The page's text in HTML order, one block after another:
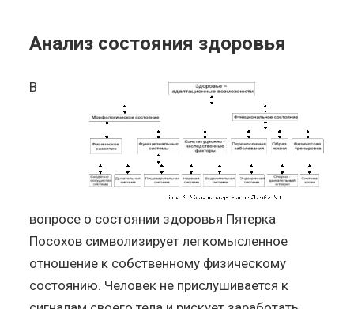
Анализ состояния здоровья
В
вопросе о состоянии здоровья Пятерка
Посохов символизирует легкомысленное
отношение к собственному физическому
состоянию. Человек не прислушивается к